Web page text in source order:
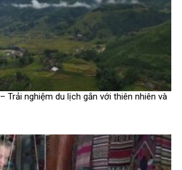
Trải nghiệm du lịch gắn với thiên nhiên và